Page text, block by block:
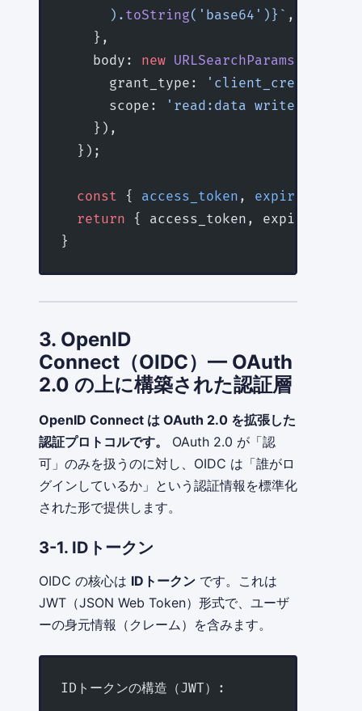
      ).
toString( 'base64' ) }` ,
    },
    body:
new URLSearchParams
      grant_type:
      scope:
'read:data write:data'
    }),
  });
  const
{ access_token , expires_in
  return
{ access_token, expires_in
}
3. OpenID
Connect（OIDC）— OAuth
2.0 の上に構築された認証層
OpenID Connect は OAuth 2.0 を拡張した
認証プロトコルです。
OAuth 2.0 が「認
可」のみを扱うのに対し、OIDC は「誰がロ
グインしているか」という認証情報を標準化
された形で提供します。
3-1. IDトークン
OIDC の核心は IDトークン です。これは
JWT（JSON Web Token）形式で、ユーザ
ーの身元情報（クレーム）を含みます。
IDトークンの構造（JWT）: